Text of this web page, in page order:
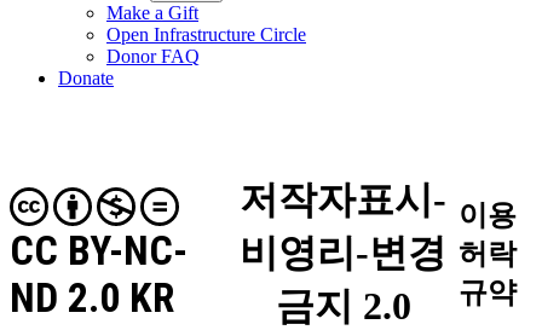
Make a Gift
Open Infrastructure Circle
Donor FAQ
Donate
저작자표시-
비영리-변경
금지 2.0
CC BY-NC-
ND 2.0 KR
이용
허락
규약